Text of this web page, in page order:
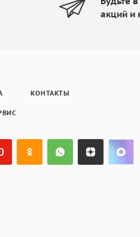
акций и
КОНТАКТЫ